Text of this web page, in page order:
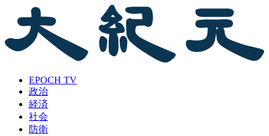
EPOCH TV
政治
経済
社会
防衛